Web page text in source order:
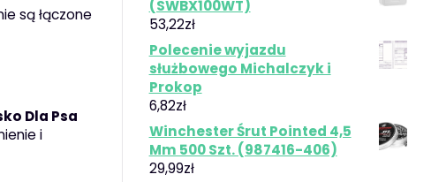
są łączone
Dla Psa
i
(SWBX100WT)
53,22zł
Polecenie wyjazdu
służbowego Michalczyk i
Prokop
6,82zł
Winchester Śrut Pointed 4,5
Mm 500 Szt. (987416-406)
29,99zł